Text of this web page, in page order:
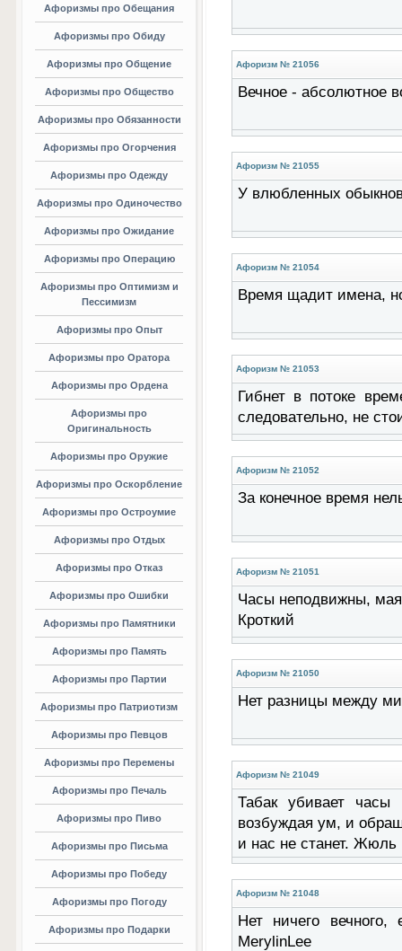
Афоризмы про Обещания
Афоризмы про Обиду
Афоризмы про Общение
Афоризмы про Общество
Афоризмы про Обязанности
Афоризмы про Огорчения
Афоризмы про Одежду
Афоризмы про Одиночество
Афоризмы про Ожидание
Афоризмы про Операцию
Афоризмы про Оптимизм и
Пессимизм
Афоризмы про Опыт
Афоризмы про Оратора
Афоризмы про Ордена
Афоризмы про
Оригинальность
Афоризмы про Оружие
Афоризмы про Оскорбление
Афоризмы про Остроумие
Афоризмы про Отдых
Афоризмы про Отказ
Афоризмы про Ошибки
Афоризмы про Памятники
Афоризмы про Память
Афоризмы про Партии
Афоризмы про Патриотизм
Афоризмы про Певцов
Афоризмы про Перемены
Афоризмы про Печаль
Афоризмы про Пиво
Афоризмы про Письма
Афоризмы про Победу
Афоризмы про Погоду
Афоризмы про Подарки
Афоризм № 21056
Вечное - абсолютное
Афоризм № 21055
У влюбленных
Афоризм № 21054
Время щадит имена,
Афоризм № 21053
Гибнет в потоке
следовательно, не
Афоризм № 21052
За конечное время
Афоризм № 21051
Часы неподвижны,
Кроткий
Афоризм № 21050
Нет разницы между
Афоризм № 21049
Табак убивает
возбуждая ум, и
и нас не станет.
Афоризм № 21048
Нет ничего
MerylinLee